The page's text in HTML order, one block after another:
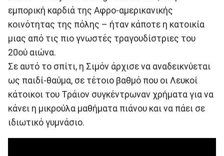
εμπορική καρδιά της Αφρο-αμερικανικής
κοινότητας της πόλης – ήταν κάποτε η κατοικία
μιας από τις πιο γνωστές τραγουδίστριες του
20ού αιώνα.
Σε αυτό το σπίτι, η Σιμόν άρχισε να αναδεικνύεται
ως παιδί-θαύμα, σε τέτοιο βαθμό που οι Λευκοί
κάτοικοι του Τράιον συγκέντρωναν χρήματα για να
κάνει η μικρούλα μαθήματα πιάνου και να πάει σε
ιδιωτικό γυμνάσιο.